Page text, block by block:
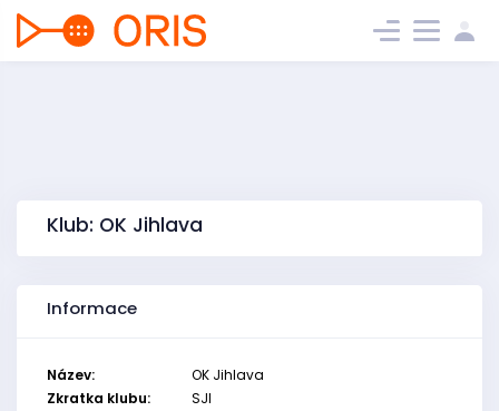
Klub: OK Jihlava
Informace
Název:
OK Jihlava
Zkratka klubu:
SJI